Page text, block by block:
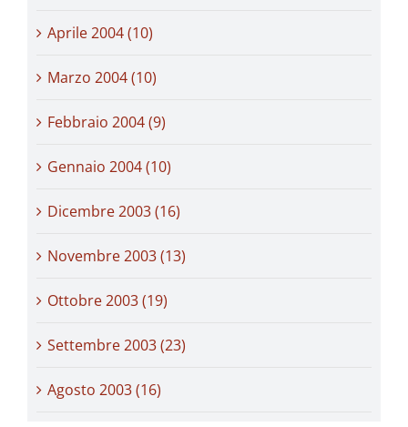
Aprile 2004 (10)
Marzo 2004 (10)
Febbraio 2004 (9)
Gennaio 2004 (10)
Dicembre 2003 (16)
Novembre 2003 (13)
Ottobre 2003 (19)
Settembre 2003 (23)
Agosto 2003 (16)